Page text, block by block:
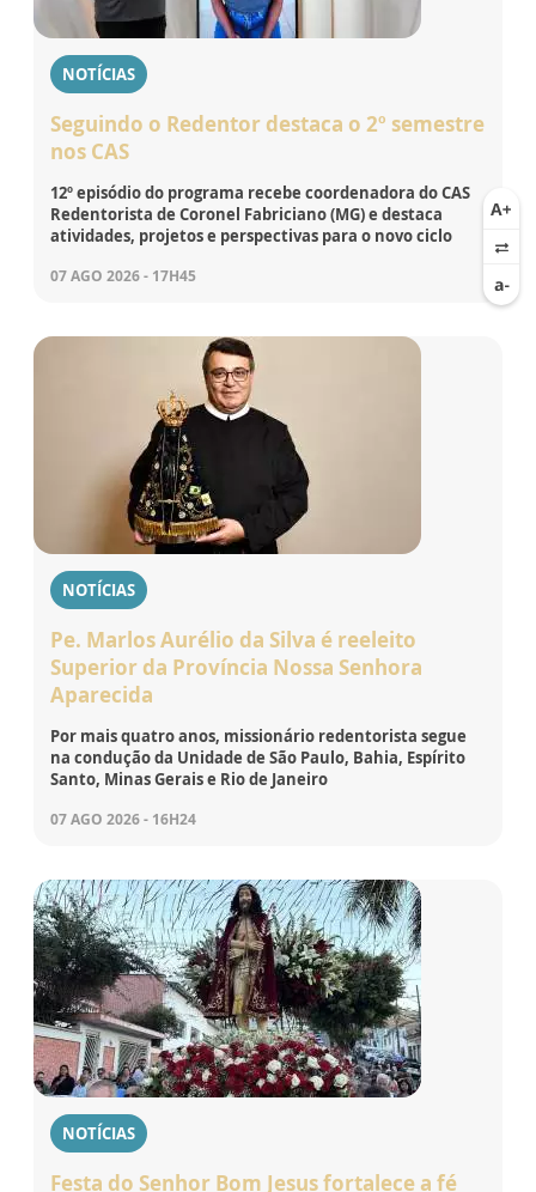
NOTÍCIAS
Seguindo o Redentor destaca o 2º semestre
nos CAS
12º episódio do programa recebe coordenadora do CAS
Redentorista de Coronel Fabriciano (MG) e destaca
atividades, projetos e perspectivas para o novo ciclo
07 AGO 2026 - 17H45
NOTÍCIAS
Pe. Marlos Aurélio da Silva é reeleito
Superior da Província Nossa Senhora
Aparecida
Por mais quatro anos, missionário redentorista segue
na condução da Unidade de São Paulo, Bahia, Espírito
Santo, Minas Gerais e Rio de Janeiro
07 AGO 2026 - 16H24
NOTÍCIAS
Festa do Senhor Bom Jesus fortalece a fé